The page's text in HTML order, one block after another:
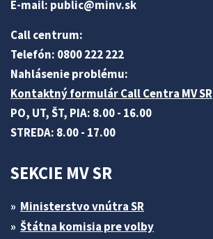
E-mail: public@minv.sk
Call centrum:
Telefón: 0800 222 222
Nahlásenie problému:
Kontaktný formulár Call Centra MV SR
PO, UT, ŠT, PIA: 8.00 - 16.00
STREDA: 8.00 - 17.00
SEKCIE MV SR
Ministerstvo vnútra SR
Štátna komisia pre volby